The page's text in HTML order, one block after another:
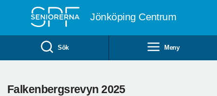
Jönköping Centrum
Sök Meny
Falkenbergsrevyn 2025